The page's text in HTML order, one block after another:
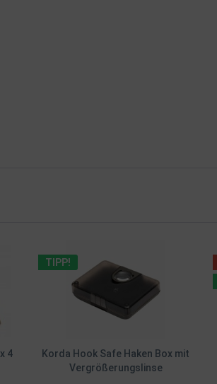
4
TIPP!
Korda Hook Safe Haken Box mit
Vergrößerungslinse